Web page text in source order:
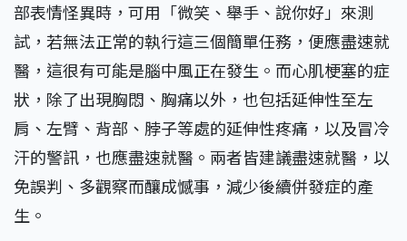
部表情怪異時，可用「微笑、舉手、說你好」來測
試，若無法正常的執行這三個簡單任務，便應盡速就
醫，這很有可能是腦中風正在發生。而心肌梗塞的症
狀，除了出現胸悶、胸痛以外，也包括延伸性至左
肩、左臂、背部、脖子等處的延伸性疼痛，以及冒冷
汗的警訊，也應盡速就醫。兩者皆建議盡速就醫，以
免誤判、多觀察而釀成憾事，減少後續併發症的產
生。